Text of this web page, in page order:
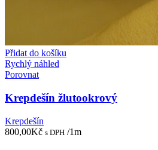
Přidat do košíku
Rychlý náhled
Porovnat
Krepdešín žlutookrový
Krepdešín
800,00Kč s DPH /1m